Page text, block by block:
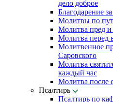
дело доброе
Благодарение
Молитвы по
Молитва пред и
Молитва перед
Молитвенное
Саровского
Молитва
каждый час
Молитва после
Псалтирь
Псалтирь по